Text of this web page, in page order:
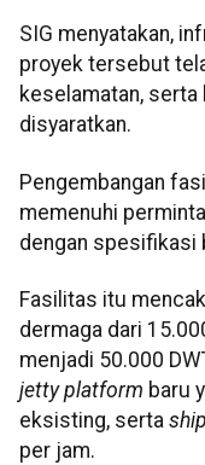
SIG menyatakan,
proyek tersebut
keselamatan, serta
disyaratkan.
Pengembangan
memenuhi
dengan spesifikasi
Fasilitas itu
dermaga dari
menjadi 50.000
jetty platform baru
eksisting, serta
per jam.